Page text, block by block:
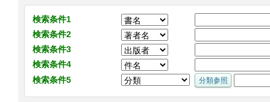
検索条件1
検索条件2
検索条件3
検索条件4
検索条件5